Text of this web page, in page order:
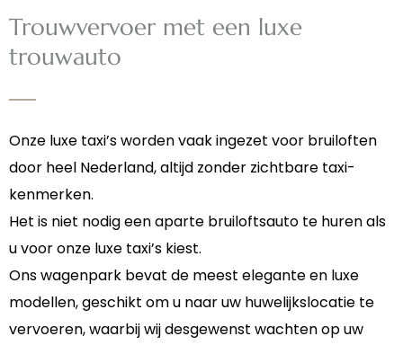
Trouwvervoer met een luxe
trouwauto
Onze luxe taxi’s worden vaak ingezet voor bruiloften
door heel Nederland, altijd zonder zichtbare taxi-
kenmerken.
Het is niet nodig een aparte bruiloftsauto te huren als
u voor onze luxe taxi’s kiest.
Ons wagenpark bevat de meest elegante en luxe
modellen, geschikt om u naar uw huwelijkslocatie te
vervoeren, waarbij wij desgewenst wachten op uw